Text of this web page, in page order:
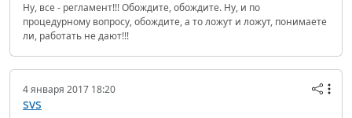
Ну, все - регламент!!! Обождите, обождите. Ну, и по
процедурному вопросу, обождите, а то ложут и ложут, понимаете
ли, работать не дают!!!
4 января 2017 18:20
svs